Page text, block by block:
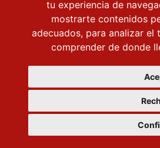
tu experiencia de
mostrarte contenidos
adecuados, para analizar
comprender de donde